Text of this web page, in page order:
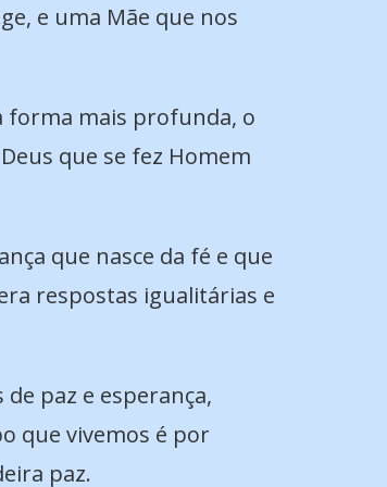
e uma Mãe que nos
forma mais profunda, o
que se fez Homem
que nasce da fé e que
respostas igualitárias e
paz e esperança,
que vivemos é por
paz.